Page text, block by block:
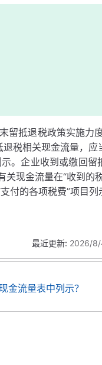
留抵退税政策实施力
税相关现金流量，
。企业收到或缴回留
现金流量在“收到的
付的各项税费”项目列
最近更新: 2026/
金流量表中列示？